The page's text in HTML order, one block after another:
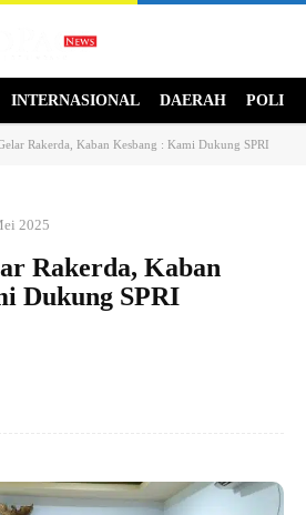
INTERNASIONAL DAERAH
Rakerda, Kaban Kesbang : Kami Dukung SPRI
2025
Rakerda, Kaban
Dukung SPRI